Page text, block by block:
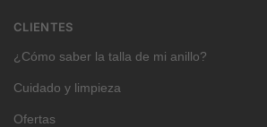
CLIENTES
¿Cómo saber la talla de mi anillo?
Cuidado y limpieza
Ofertas